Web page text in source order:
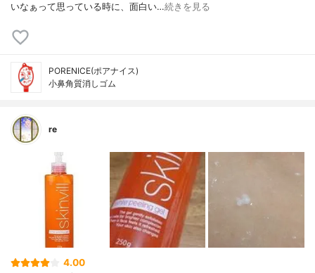
いなぁって思っている時に、面白い…続きを見る
PORENICE(ポアナイス)
小鼻角質消しゴム
re
4.00